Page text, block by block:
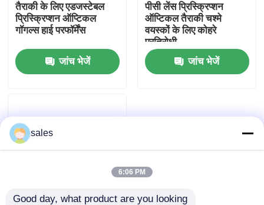
संपर्क करें
समाचार
एक उद्धरण का अनुरोध करें
सुरक्षा चश्मा काले चश्मे
तैराकी के लिए एडजस्टेबल
प्रिस्क्रिप्शन ऑप्टिकल
गॉगल्स हाई परफॉर्मेंस
जांच भेजें
पीसी लेंस प्रिस्क्रिप्शन
ऑप्टिकल तैराकी चश्मे
वयस्कों के लिए कोहरे
प्रतिरोधी
जांच भेजें
sales
6:06 PM
Good day, what product are you looking